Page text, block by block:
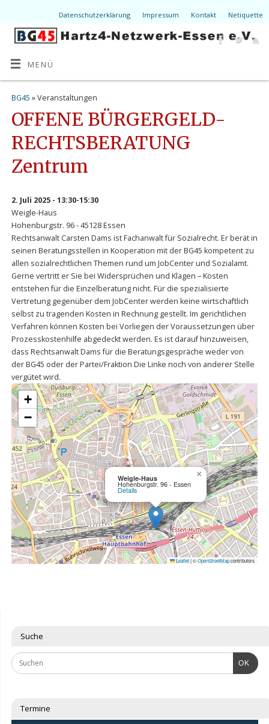
Datenschutzerklärung Impressum Kontakt Netiquette
MENÜ
BG45 » Veranstaltungen
OFFENE BÜRGERGELD-
RECHTSBERATUNG
Zentrum
2. Juli 2025 - 13:30-15:30
Weigle-Haus
Hohenburgstr. 96 - 45128 Essen
Rechtsanwalt Carsten Dams ist Fachanwalt für Sozialrecht. Er berät in
seinen Beratungsstellen in Kooperation mit der BG45 kompetent zu
allen sozialrechtlichen Themen rund um JobCenter und Sozialamt.
Gerne vertritt er Sie bei Widersprüchen und Klagen – Kosten
entstehen für die Einzelberatung nicht. Für die spezialisierte
Vertretung gegenüber dem JobCenter werden keine wirtschaftlich
selbst zu tragenden Kosten in Rechnung gestellt. Im gerichtlichen
Verfahren können Kosten bei Vorliegen der Voraussetzungen über
Prozesskostenhilfe abgedeckt werden. Es ist darauf hinzuweisen,
dass Rechtsanwalt Dams für die Beratungsgespräche weder von
der BG45 oder der Partei/Fraktion Die Linke noch von anderer Stelle
vergütet wird.
Weigle-Haus
Hohenburgstr. 96 - Essen
Details
×
+
−
Leaflet|©OpenStreetMapcontributors
Suche
OK
Termine